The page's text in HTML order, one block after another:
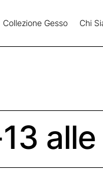
Collezione Gesso Chi